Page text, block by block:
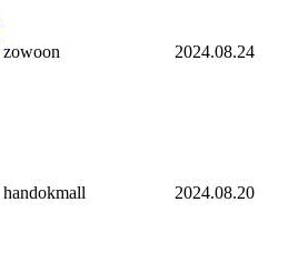
zowoon 2024.08.24
handokmall 2024.08.20